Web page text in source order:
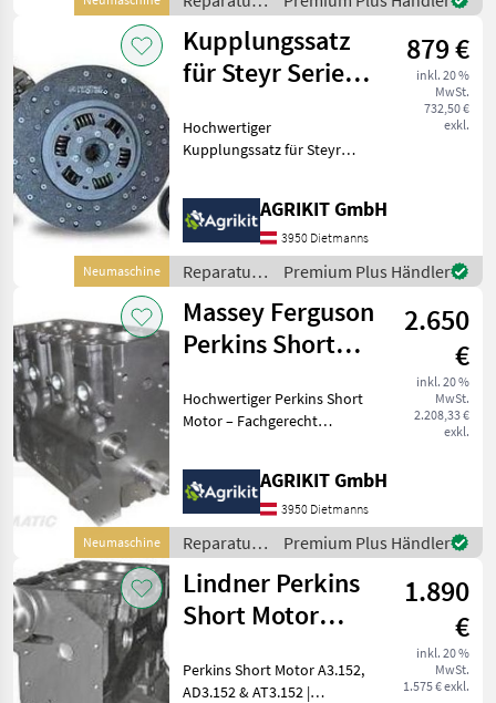
Instandsetzung d
und
Ersatzteile
/ Steyr
Neumaschine
Kupplungssatz
für Steyr Serie
Geot
879 €
inkl. 20 %
MwSt.
732,50 €
exkl.
Hochwertiger
Kupplungssatz für Steyr
Kupplungssatz eignet sich
ideal für die fachgerechte
Reparatur oder
Instandsetzung d
AGRIKIT GmbH
3950 Dietmanns
Reparatur
und
Ersatzteile
/ Steyr
Premium Plus Händler
Neumaschine
Massey Ferguson
Perkins Short
AT4.236 & A4.248
2.650
€
inkl. 20 %
MwSt.
2.208,33 €
exkl.
Hochwertiger Perkins Short
Motor – Fachgerecht
Perkins Short Motor ist die
ideale Lösung für eine
professionelle
Motorinstand
AGRIKIT GmbH
3950 Dietmanns
Reparatur
und
Ersatzteile
/ Massey
Ferguson
Premium Plus Händler
Lindner Perkins
Short Motor
& AT3.152
1.890
€
inkl. 20 %
MwSt.
1.575 € exkl.
Perkins Short Motor A3.152,
AD3.152 & AT3.152 |